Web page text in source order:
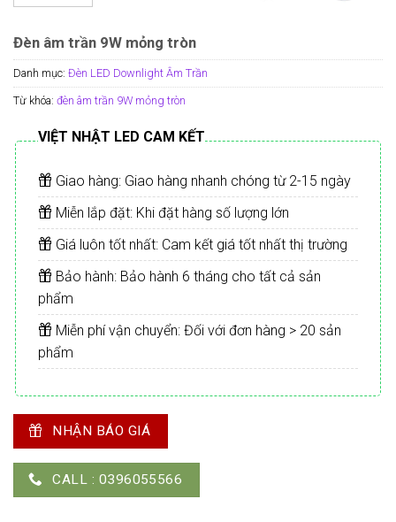
Đèn âm trần 9W mỏng tròn
Danh mục: Đèn LED Downlight Âm Trần
Từ khóa: đèn âm trần 9W mỏng tròn
VIỆT NHẬT LED CAM KẾT
Giao hàng: Giao hàng nhanh chóng từ 2-15 ngày
Miễn lắp đặt: Khi đặt hàng số lượng lớn
Giá luôn tốt nhất: Cam kết giá tốt nhất thị trường
Bảo hành: Bảo hành 6 tháng cho tất cả sản
phẩm
Miễn phí vận chuyển: Đối với đơn hàng > 20 sản
phẩm
NHẬN BÁO GIÁ
CALL : 0396055566